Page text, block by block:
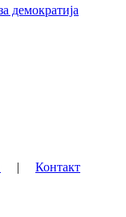
демократија
| Контакт